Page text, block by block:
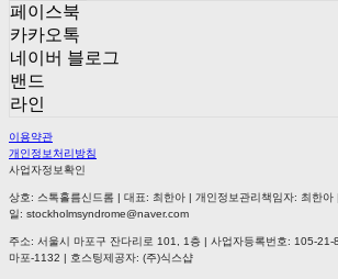
페이스북
카카오톡
네이버 블로그
밴드
라인
이용약관
개인정보처리방침
사업자정보확인
상호: 스톡홀름신드롬 | 대표: 최한아 | 개인정보관리책임자: 최한
일: stockholmsyndrome@naver.com
주소: 서울시 마포구 잔다리로 101, 1층 | 사업자등록번호: 105-21-
마포-1132 | 호스팅제공자: (주)식스샵